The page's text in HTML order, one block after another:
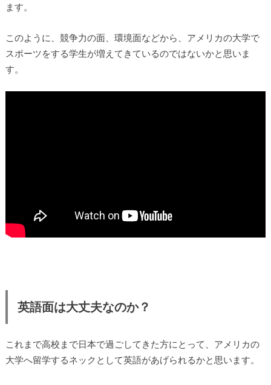
ます。
このように、競争力の面、環境面などから、アメリカの大学で
スポーツをする学生が増えてきているのではないかと思いま
す。
英語面は大丈夫なのか？
これまで高校まで日本で過ごしてきた方にとって、アメリカの
大学へ留学するネックとして英語があげられるかと思います。